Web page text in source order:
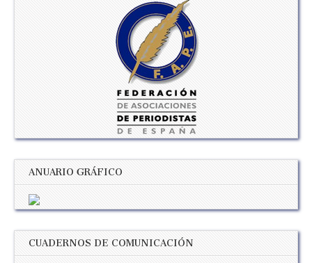
ANUARIO GRÁFICO
CUADERNOS DE COMUNICACIÓN